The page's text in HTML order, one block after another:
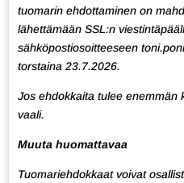
tuomarin ehdottaminen on
lähettämään SSL:n
sähköpostiosoitteeseen
torstaina 23.7.2026.
Jos ehdokkaita tulee enemmän
vaali.
Muuta huomattavaa
Tuomariehdokkaat voivat